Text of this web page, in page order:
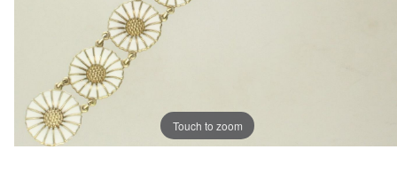
Touch to zoom